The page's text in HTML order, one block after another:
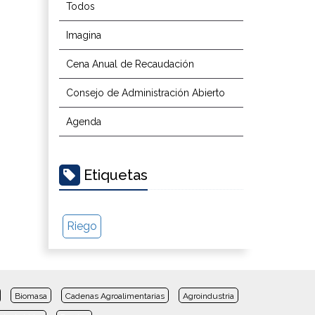
Todos
Imagina
Cena Anual de Recaudación
Consejo de Administración Abierto
Agenda
Etiquetas
Riego
Biomasa Cadenas Agroalimentarias Agroindustria